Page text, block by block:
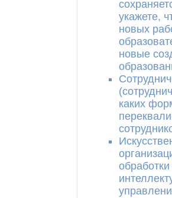
укажете,
новых
новые
каких